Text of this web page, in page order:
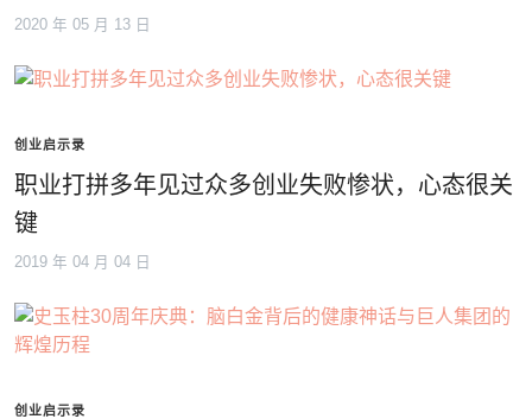
2020 年 05 月 13 日
创业启示录
职业打拼多年见过众多创业失败惨状，心态很关
键
2019 年 04 月 04 日
创业启示录